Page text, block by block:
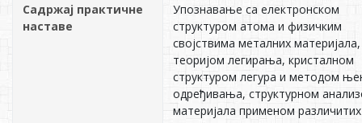
Садржај практичне
наставе
Упознавање са електронском
структуром атома и физичким
својствима металних материјала,
теоријом легирања, кристалном
структуром легура и методом
одређивања, структурном
материјала применом различитих